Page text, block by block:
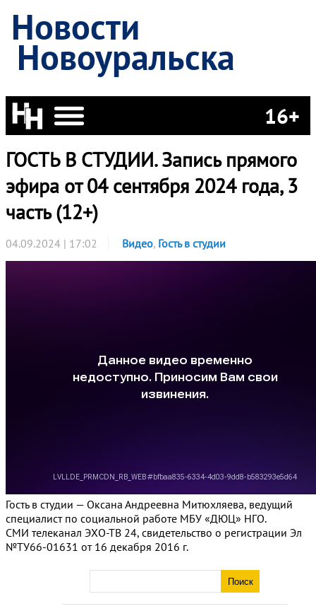
Новости
Новоуральска
16+
ГОСТЬ В СТУДИИ. Запись прямого
эфира от 04 сентября 2024 года, 3
часть (12+)
04.09.2024 | 17:02 Видео, Гость в студии
Гость в студии — Оксана Андреевна Митюхляева, ведущий
специалист по социальной работе МБУ «ДЮЦ» НГО.
СМИ телеканал ЭХО-ТВ 24, свидетельство о регистрации Эл
№ТУ66-01631 от 16 декабря 2016 г.